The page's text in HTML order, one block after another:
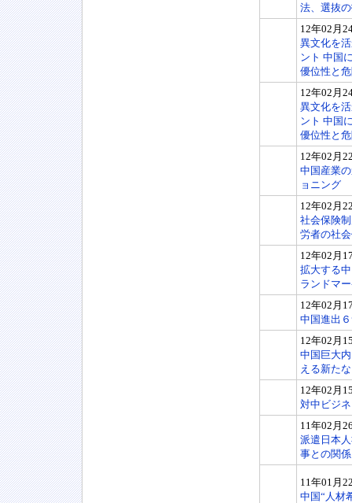
法、選抜
12年02月
異文化を
ント 中国
優位性と
12年02月
異文化を
ント 中国
優位性と危
12年02月
中国産業
ョニング
12年02月
社会保険
労者の社
12年02月
拡大する
ランドマ
12年02月
中国進出
12年02月
中国巨大
える新た
12年02月
対中ビジ
11年02月
派遣日本
事との関係
11年01月
中国“人材